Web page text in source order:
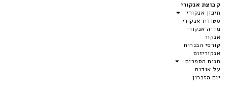
קבוצת אנקורי
תיכון אנקורי
סטודיו אנקורי
מדיה אנקורי
אנקור
קורסי הבגרות
אנקוריזום
חנות הספרים
על אודות
יום הזכרון